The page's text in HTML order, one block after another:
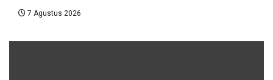
7 Agustus 2026